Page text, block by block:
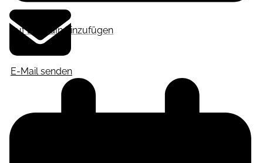
Auf LinkedIn hinzufügen
E-Mail senden